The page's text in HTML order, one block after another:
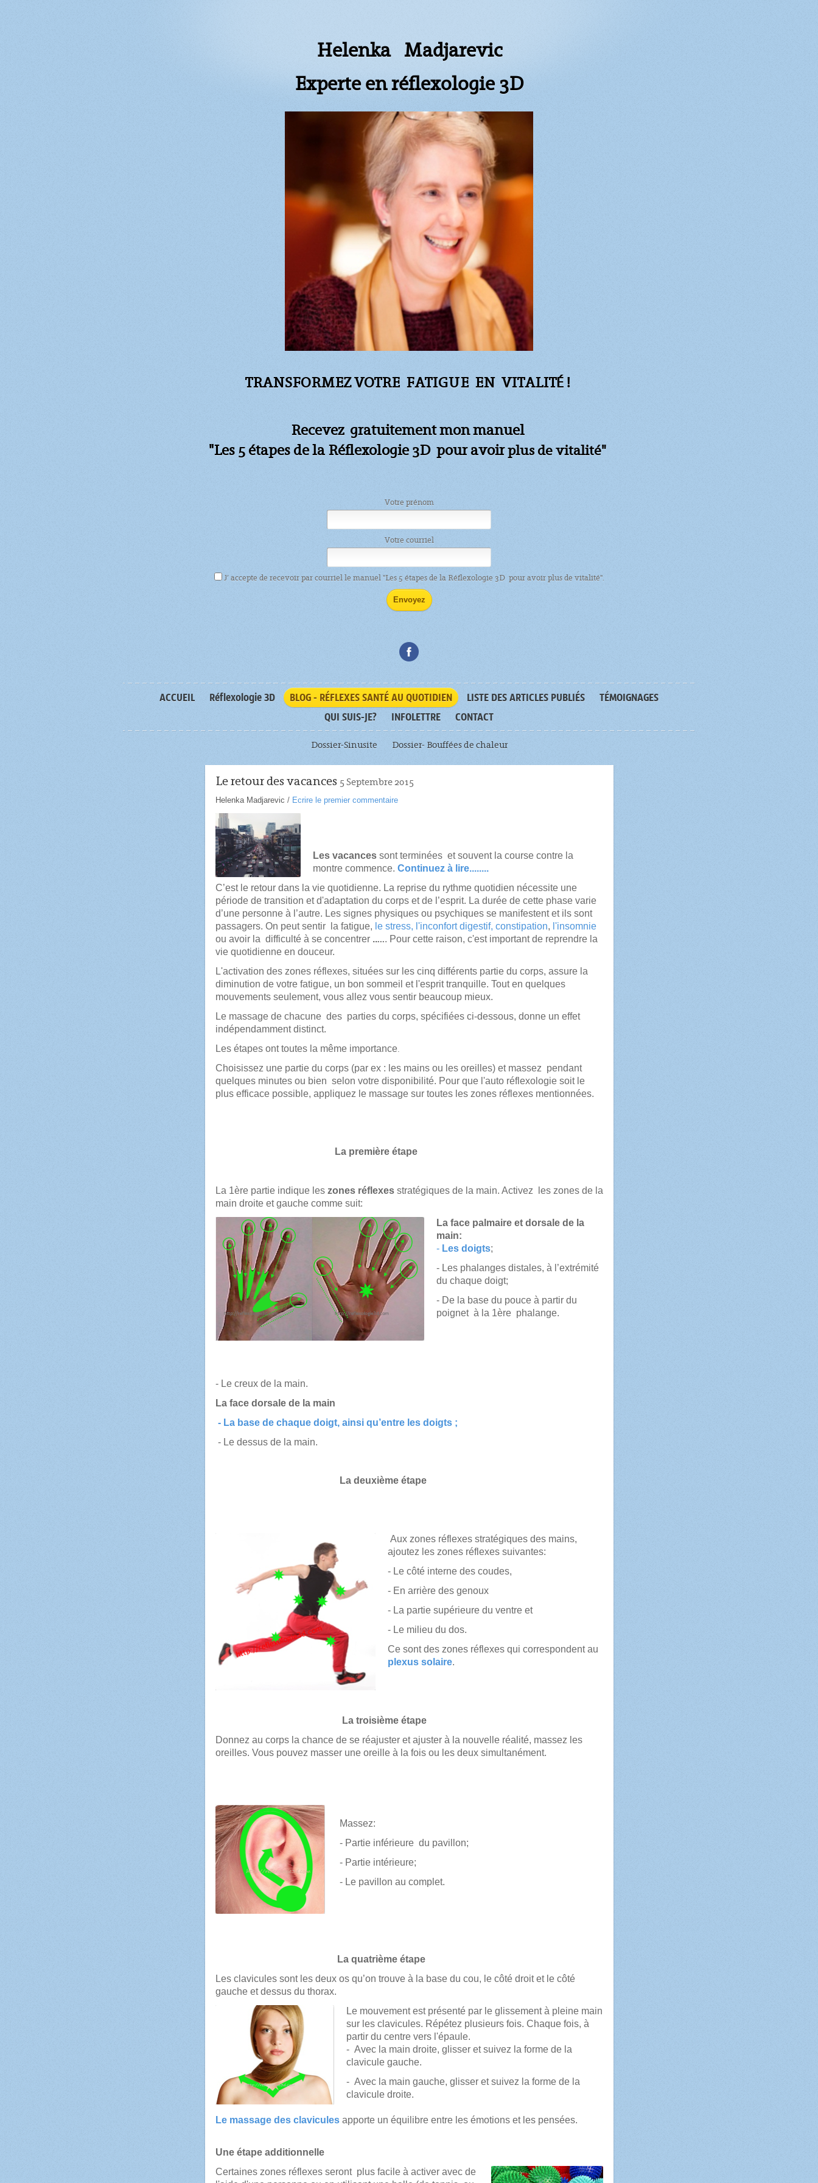
Helenka Madjarevic
Experte en réflexologie 3D
TRANSFORMEZ VOTRE FATIGUE EN VITALITÉ !
Recevez gratuitement mon manuel
"Les 5 étapes de la Réflexologie 3D pour avoirplus de vitalité"
Votre prénom
Votre courriel
J’ accepte de recevoir par courriel le manuel "Les 5 étapes de la Réflexologie 3D pour avoir plus de vitalité".
ACCUEIL Réflexologie 3D BLOG - RÉFLEXES SANTÉ AU QUOTIDIEN LISTE DES ARTICLES PUBLIÉS
TÉMOIGNAGES
QUI SUIS-JE?
INFOLETTRE CONTACT
Dossier-Sinusite Dossier- Bouffées de chaleur
Le retour des vacances 5 Septembre 2015
Helenka Madjarevic / Ecrire le premier commentaire
Les vacancessont terminées et souvent la course contre la
montre commence. Continuez à lire........
C’est le retour dans la vie quotidienne. La reprise du rythme quotidien nécessite une
période de transition et d'adaptation du corps et de l’esprit. La durée de cette phase varie
d’une personne à l’autre. Les signes physiques ou psychiques se manifestent et ils sont
passagers. On peut sentir
la fatigue, le stress, l'inconfort digestif, constipation, l'insomnie
ou avoir la difficulté à se concentrer ...... Pour cette raison, c'est important de reprendre la
vie quotidienne en douceur.
L'activation des zones réflexes, situées sur les cinq différents partie du corps, assure la
diminution de votre fatigue, un bon sommeil et l'esprit tranquille. Tout en quelques
mouvements seulement, vous allez vous sentir beaucoup mieux.
Le massage de chacune des parties du corps, spécifiées ci-dessous, donne un effet
indépendamment distinct.
Les étapes ont toutes la même importance.
Choisissez une partie du corps (par ex : les mains ou les oreilles) et massez pendant
quelques minutes ou bien selon votre disponibilité. Pour que l'auto réflexologie soit le
plus efficace possible, appliquez le massage sur toutes les zones réflexes mentionnées.
La première étape
La 1ère partie indique les zones réflexesstratégiques de la main. Activez les zones de la
main droite et gauche comme suit:
La face palmaire et dorsale de la
main:
-Les doigts;
- Les phalanges distales, à l’extrémité
du chaque doigt;
- De la base du pouce à partir du
poignet à la 1ère phalange.
- Le creux de la main.
La face dorsale de la main
- La base de chaque doigt, ainsi qu’entre les doigts ;
- Le dessus de la main.
La deuxième étape
Aux zones réflexes stratégiques des mains,
ajoutez les zones réflexes suivantes:
- Le côté interne des coudes,
- En arrière des genoux
- La partie supérieure du ventre et
- Le milieu du dos.
Ce sont des zones réflexes qui correspondent au
plexus solaire.
La troisième étape
Donnez au corps la chance de se réajuster et ajuster à la nouvelle réalité, massez les
oreilles. Vous pouvez masser une oreille à la fois ou les deux simultanément.
Massez:
- Partie inférieure du pavillon;
- Partie intérieure;
- Le pavillon au complet.
La quatrième étape
Les clavicules sont les deux os qu’on trouve à la base du cou, le côté droit et le côté
gauche et dessus du thorax.
Le mouvement est présenté par le glissement à pleine main
sur les clavicules. Répétez plusieurs fois. Chaque fois, à
partir du centre vers l'épaule.
- Avec la main droite, glisser et suivez la forme de la
clavicule gauche.
- Avec la main gauche, glisser et suivez la forme de la
clavicule droite.
Le massage des claviculesapporte un équilibre entre les émotions et les pensées.
Une étape additionnelle
Certaines zones réflexes seront plus facile à activer avec de